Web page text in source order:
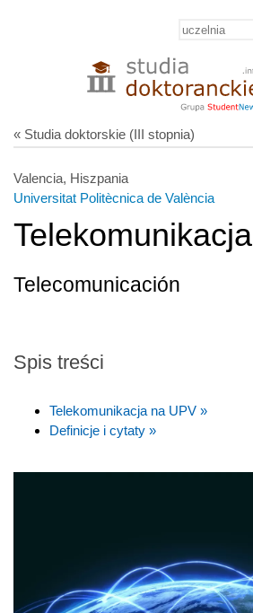
« Studia doktorskie (III stopnia)
Valencia, Hiszpania
Universitat Politècnica de València
Telekomunikacja
Telecomunicación
Spis treści
Telekomunikacja na UPV »
Definicje i cytaty »